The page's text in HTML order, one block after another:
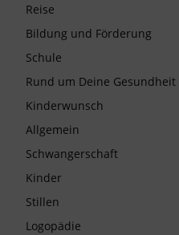
Reise
Bildung und Förderung
Schule
Rund um Deine Gesundheit
Kinderwunsch
Allgemein
Schwangerschaft
Kinder
Stillen
Logopädie